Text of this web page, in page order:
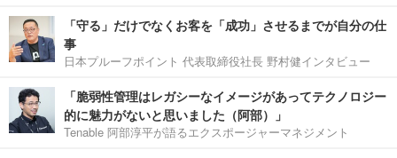
「守る」だけでなくお客を「成功」させるまでが自分の仕
事
日本プルーフポイント 代表取締役社長 野村健インタビュー
「脆弱性管理はレガシーなイメージがあってテクノロジー
的に魅力がないと思いました（阿部）」
Tenable 阿部淳平が語るエクスポージャーマネジメント